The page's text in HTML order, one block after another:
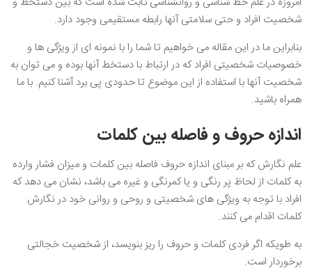
شخصیت افراد و حتی سلامتی آنها رابطه مستقیمی وجود دارد.
بنابراین ما در این مقاله می خواهیم تا شما را با نمونه ای از ویژگی ها و
خصوصیات شخصیتی افراد که در ارتباط با دستخط آنها بوده و می توان به
شخصیت آنها با استفاده از این موضوع تا حدودی پی برد آشنا کنیم. با ما
همراه باشید.
اندازه حروف و فاصله بین کلمات
علم نگارش که بر مبنای اندازه حروف فاصله بین کلمات و میزان فشار وارده
به کلمات از لحاظ پر رنگی و یا کمرنگی و غیره می باشد، نشان می دهد که
افراد با توجه به ویژگی های شخصیتی و روحی و روانی خود در نگارش
کلمات اقدام می کنند.
به طویکه اگر فردی کلمات و حروف را ریز بنویسد، از شخصیت خجالتی
برخوردار است.